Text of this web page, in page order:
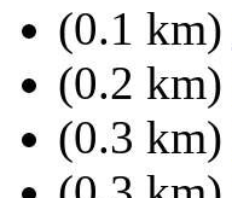
(0.1 km)
(0.2 km)
(0.3 km)